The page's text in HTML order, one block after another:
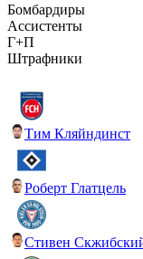
Бомбардиры
Ассистенты
Г+П
Штрафники
Тим Кляйндинст
Роберт Глатцель
Стивен